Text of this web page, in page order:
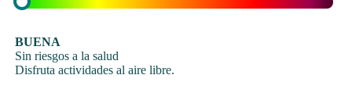
BUENA
Sin riesgos a la salud
Disfruta actividades al aire libre.